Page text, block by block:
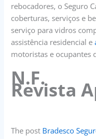
rebocadores, o Seguro
coberturas, serviços e
serviço para vidros
assistência residencial e
motoristas e ocupantes
N.F.
Revista
The post Bradesco